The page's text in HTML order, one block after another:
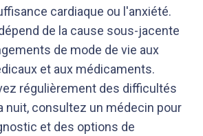
cardiaque ou l'anxiété.
de la cause sous-jacente
de mode de vie aux
et aux médicaments.
régulièrement des difficultés
nuit, consultez un médecin pour
et des options de